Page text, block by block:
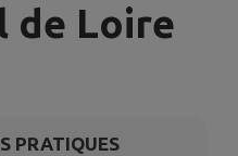
de Loire
PRATIQUES